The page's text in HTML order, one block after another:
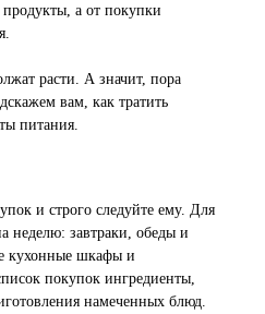
а от покупки
расти. А значит, пора
вам, как тратить
питания.
и строго следуйте ему. Для
неделю: завтраки, обеды и
кухонные шкафы и
покупок ингредиенты,
намеченных блюд.